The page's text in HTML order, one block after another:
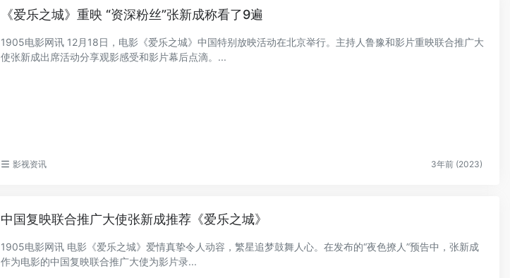
《爱乐之城》重映 “资深粉丝”张新成称看了9遍
1905电影网讯 12月18日，电影《爱乐之城》中国特别放映活动在北京举行。主持人鲁豫和影片重映联合推广大
使张新成出席活动分享观影感受和影片幕后点滴。...
影视资讯 3年前 (2023)
中国复映联合推广大使张新成推荐《爱乐之城》
1905电影网讯 电影《爱乐之城》爱情真挚令人动容，繁星追梦鼓舞人心。在发布的“夜色撩人”预告中，张新成
作为电影的中国复映联合推广大使为影片录...